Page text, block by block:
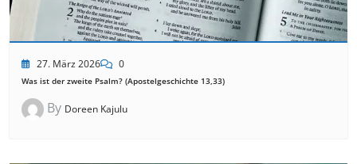
27. März 2026 0
Was ist der zweite Psalm? (Apostelgeschichte 13,33)
By Doreen Kajulu